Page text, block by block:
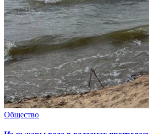
Общество